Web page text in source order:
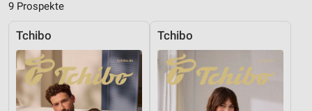
9 Prospekte
Tchibo Tchibo